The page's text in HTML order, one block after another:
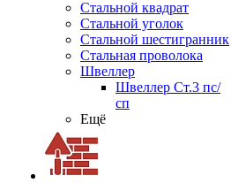
Стальной квадрат
Стальной уголок
Стальной шестигранник
Стальная проволока
Швеллер
Швеллер Ст.3 пс/
сп
Ещё